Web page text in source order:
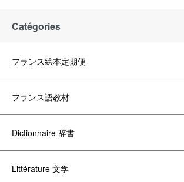
Catégories
フランス絵本定期便
フランス語教材
Dictionnaire 辞書
Littérature 文学